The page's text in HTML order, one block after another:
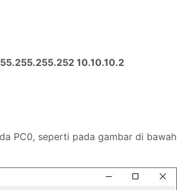
10.10.10.2
PC0, seperti pada gambar di bawah